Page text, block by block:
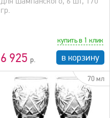
гр.
6 925
купить в 1 клик
в корзину
70 мл